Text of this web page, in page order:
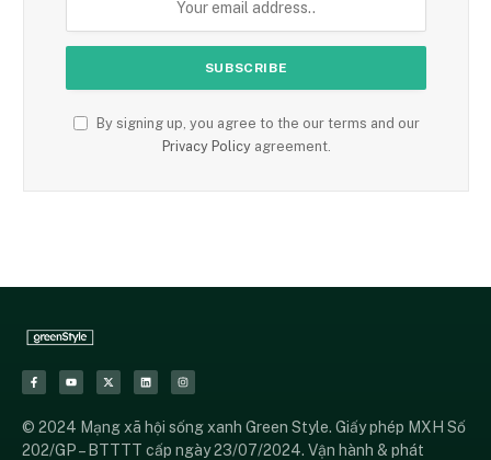
By signing up, you agree to the our terms and our
Privacy Policyagreement.
© 2024 Mạng xã hội sống xanh Green Style. Giấy phép MXH Số
202/GP – BTTTT cấp ngày 23/07/2024. Vận hành & phát